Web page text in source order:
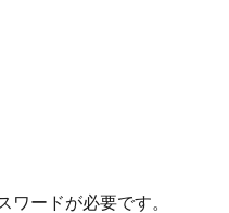
ワードが必要です。